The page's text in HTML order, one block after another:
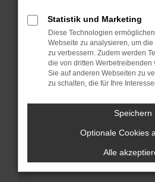
Betriebssystem auf dem
sind.
Veraltete Software birgt
Sicherheitsrisiko, sondern
führen, dass bestimmte
unterstützt werden.
Wende dich an den
Wenn du alle oben
hast, kontaktiere uns bitte.
versuchen, das Problem zu
uns diesen Text schicken,
Statistik und Marketing
Diese Technologien
Webseite zu analysieren, um
zu verbessern. Zudem werden
die von dritten Werbetreibenden
Sie auf anderen Webseiten zu
zu schalten, die für Ihre
Speichern
Optionale Cookies
Alle